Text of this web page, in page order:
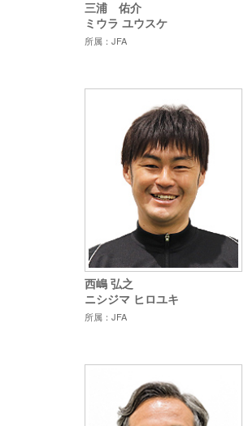
三浦 佑介
ミウラ ユウスケ
所属：JFA
西嶋 弘之
ニシジマ ヒロユキ
所属：JFA